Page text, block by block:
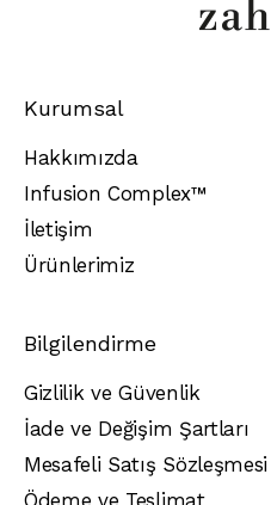
Kurumsal
Hakkımızda
Infusion Complex™️
İletişim
Ürünlerimiz
Bilgilendirme
Gizlilik ve Güvenlik
İade ve Değişim Şartları
Mesafeli Satış Sözleşmesi
Ödeme ve Teslimat